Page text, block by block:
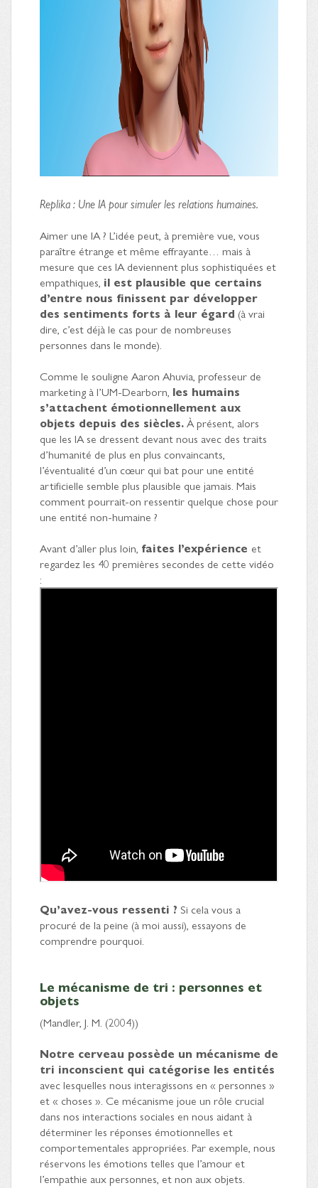
Replika : Une IA pour simuler les relations humaines.
Aimer une IA ? L’idée peut, à première vue, vous
paraître étrange et même effrayante… mais à
mesure que ces IA deviennent plus sophistiquées et
empathiques, il est plausible que certains
d’entre nous finissent par développer
des sentiments forts à leur égard (à vrai
dire, c’est déjà le cas pour de nombreuses
personnes dans le monde).
Comme le souligne Aaron Ahuvia, professeur de
marketing à l’UM-Dearborn, les humains
s’attachent émotionnellement aux
objets depuis des siècles.À présent, alors
que les IA se dressent devant nous avec des traits
d’humanité de plus en plus convaincants,
l’éventualité d’un cœur qui bat pour une entité
artificielle semble plus plausible que jamais. Mais
comment pourrait-on ressentir quelque chose pour
une entité non-humaine ?
Avant d’aller plus loin, faites l’expérience et
regardez les 40 premières secondes de cette vidéo
:
Qu’avez-vous ressenti ? Si cela vous a
procuré de la peine (à moi aussi), essayons de
comprendre pourquoi.
Le mécanisme de tri : personnes et
objets
(Mandler, J. M. (2004))
Notre cerveau possède un mécanisme de
tri inconscient qui catégorise les entités
avec lesquelles nous interagissons en « personnes »
et « choses ». Ce mécanisme joue un rôle crucial
dans nos interactions sociales en nous aidant à
déterminer les réponses émotionnelles et
comportementales appropriées. Par exemple, nous
réservons les émotions telles que l’amour et
l’empathie aux personnes, et non aux objets.